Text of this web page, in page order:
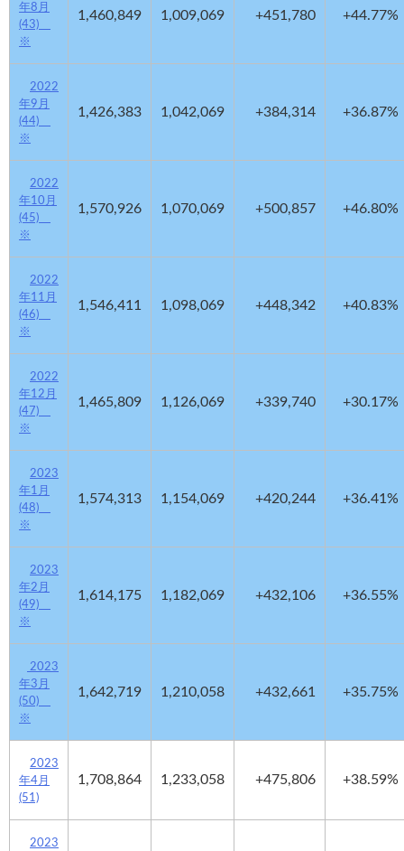
年8月
(43)
※
1,460,849 1,009,069 +451,780 +44.77%
2022
年9月
(44)
※
1,426,383 1,042,069 +384,314 +36.87%
2022
年10月
(45)
※
1,570,926 1,070,069 +500,857 +46.80%
2022
年11月
(46)
※
1,546,411 1,098,069 +448,342 +40.83%
2022
年12月
(47)
※
1,465,809 1,126,069 +339,740 +30.17%
2023
年1月
(48)
※
1,574,313 1,154,069 +420,244 +36.41%
2023
年2月
(49)
※
1,614,175 1,182,069 +432,106 +36.55%
2023
年3月
(50)
※
1,642,719 1,210,058 +432,661 +35.75%
2023
年4月
(51)
1,708,864 1,233,058 +475,806 +38.59%
2023